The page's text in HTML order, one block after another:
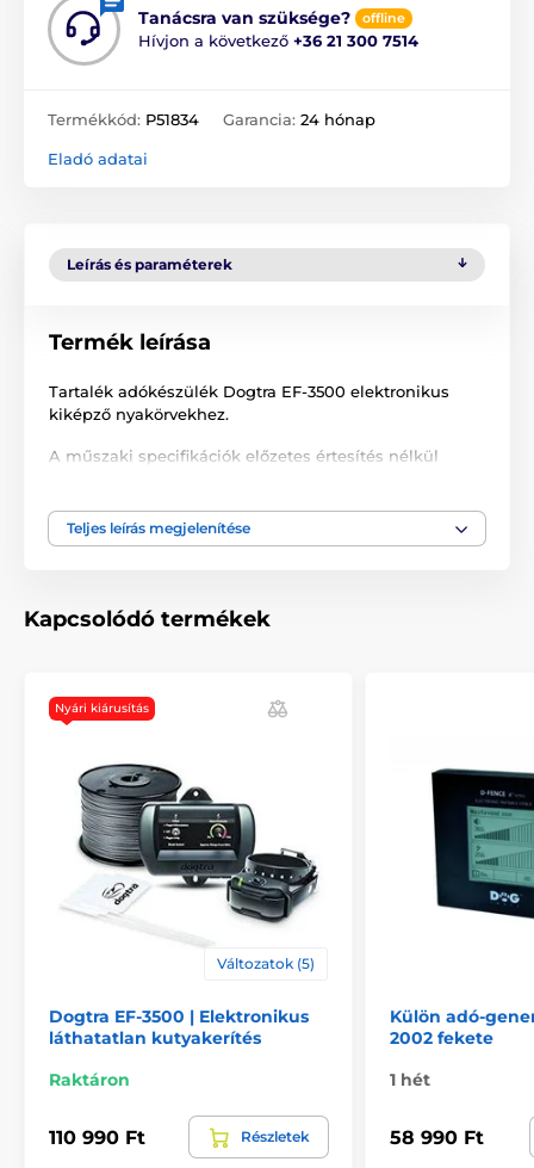
Tanácsra van szüksége? offline
Hívjon a következő +36 21 300 7514
Termékkód: P51834 Garancia: 24 hónap
Eladó adatai
Leírás és paraméterek
Termék leírása
Tartalék adókészülék Dogtra EF-3500 elektronikus
kiképző nyakörvekhez.
A műszaki specifikációk előzetes értesítés nélkül
Tartozékok kerítéshez
Teljes leírás megjelenítése
Kapcsolódó termékek
Nyári kiárusítás
Változatok (5)
Dogtra EF-3500 | Elektronikus
láthatatlan kutyakerítés
Raktáron
110 990 Ft Részletek
Külön adó-
2002 fekete
1 hét
58 990 Ft